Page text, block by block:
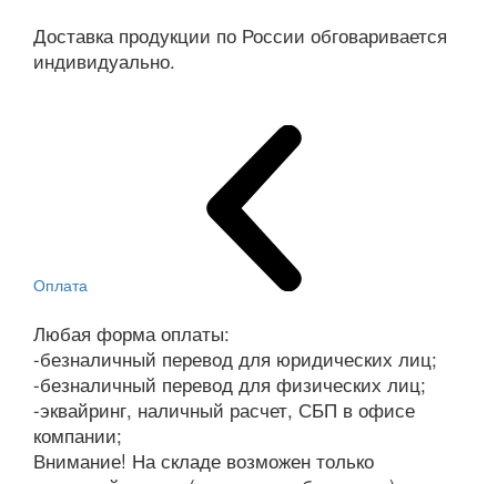
Доставка продукции по России обговаривается
индивидуально.
Оплата
Любая форма оплаты:
-безналичный перевод для юридических лиц;
-безналичный перевод для физических лиц;
-эквайринг, наличный расчет, СБП в офисе
компании;
Внимание! На складе возможен только